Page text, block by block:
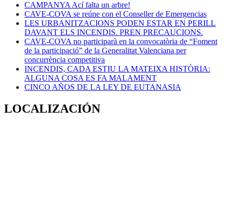
CAMPANYA Ací falta un arbre!
CAVE-COVA se reúne con el Conseller de Emergencias
LES URBANITZACIONS PODEN ESTAR EN PERILL
DAVANT ELS INCENDIS. PREN PRECAUCIONS.
CAVE-COVA no participarà en la convocatòria de “Foment
de la participació” de la Generalitat Valenciana per
concurrència competitiva
INCENDIS, CADA ESTIU LA MATEIXA HISTÒRIA:
ALGUNA COSA ES FA MALAMENT
CINCO AÑOS DE LA LEY DE EUTANASIA
LOCALIZACIÓN